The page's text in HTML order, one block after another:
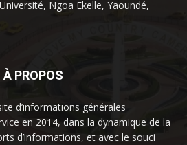
Ngoa Ekelle, Yaoundé,
À PROPOS
d’informations générales
en 2014, dans la dynamique de la
d’informations, et avec le souci